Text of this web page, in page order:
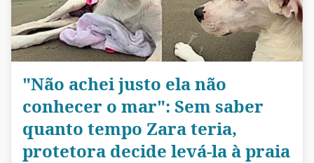
"Não achei justo ela não
conhecer o mar": Sem saber
quanto tempo Zara teria,
protetora decide levá-la à praia